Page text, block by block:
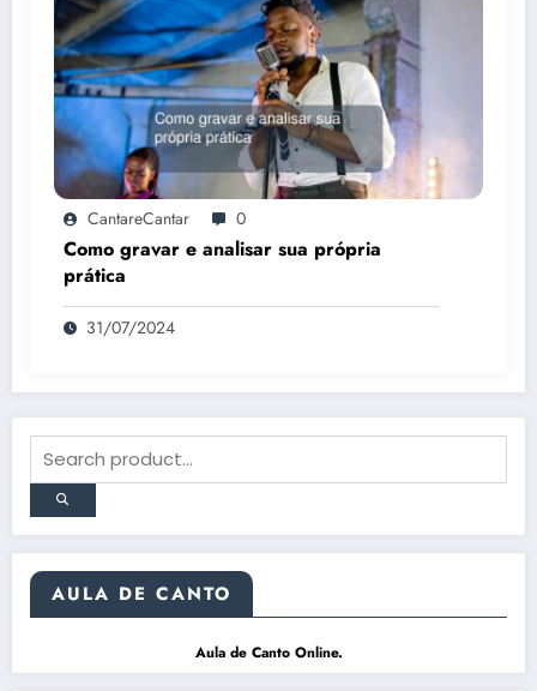
CantareCantar 0
Como gravar e analisar sua própria
prática
31/07/2024
AULA DE CANTO
Aula de Canto Online.